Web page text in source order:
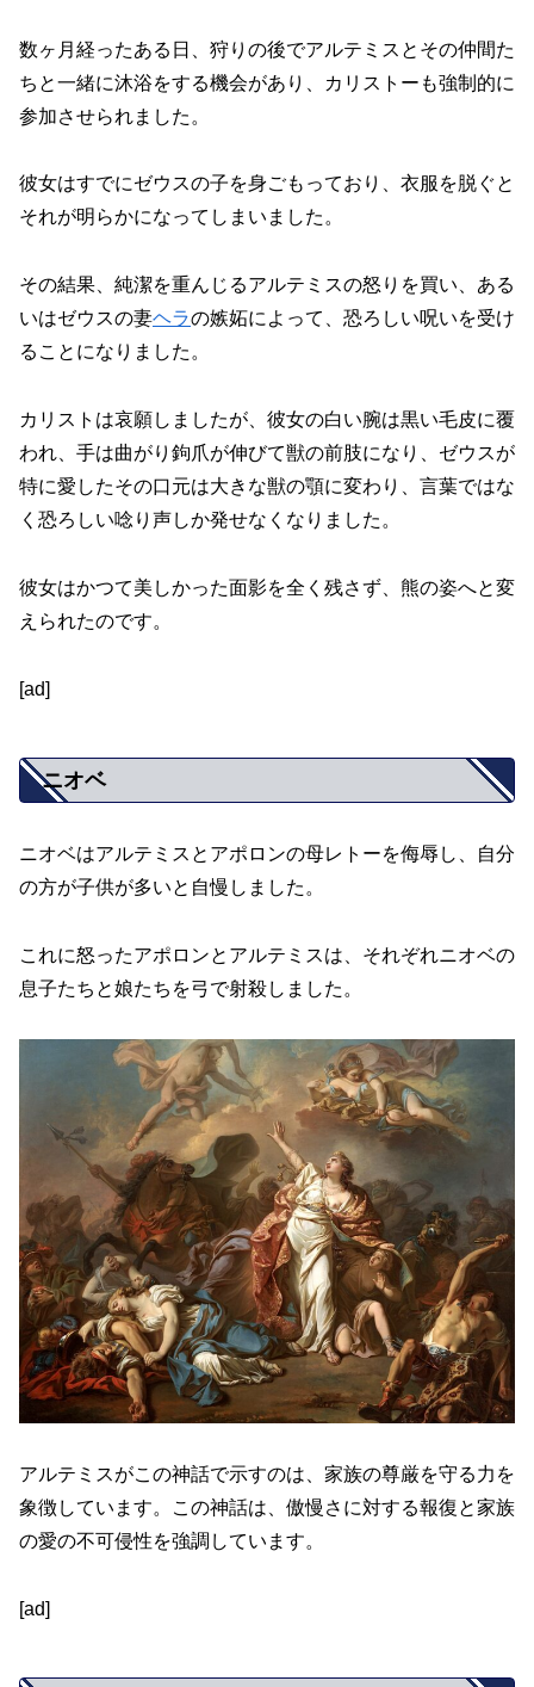
数ヶ月経ったある日、狩りの後でアルテミスとその仲間た
ちと一緒に沐浴をする機会があり、カリストーも強制的に
参加させられました。
彼女はすでにゼウスの子を身ごもっており、衣服を脱ぐと
それが明らかになってしまいました。
その結果、純潔を重んじるアルテミスの怒りを買い、ある
いはゼウスの妻ヘラの嫉妬によって、恐ろしい呪いを受け
ることになりました。
カリストは哀願しましたが、彼女の白い腕は黒い毛皮に覆
われ、手は曲がり鉤爪が伸びて獣の前肢になり、ゼウスが
特に愛したその口元は大きな獣の顎に変わり、言葉ではな
く恐ろしい唸り声しか発せなくなりました。
彼女はかつて美しかった面影を全く残さず、熊の姿へと変
えられたのです。
[ad]
ニオベ
ニオベはアルテミスとアポロンの母レトーを侮辱し、自分
の方が子供が多いと自慢しました。
これに怒ったアポロンとアルテミスは、それぞれニオベの
息子たちと娘たちを弓で射殺しました。
アルテミスがこの神話で示すのは、家族の尊厳を守る力を
象徴しています。この神話は、傲慢さに対する報復と家族
の愛の不可侵性を強調しています。
[ad]